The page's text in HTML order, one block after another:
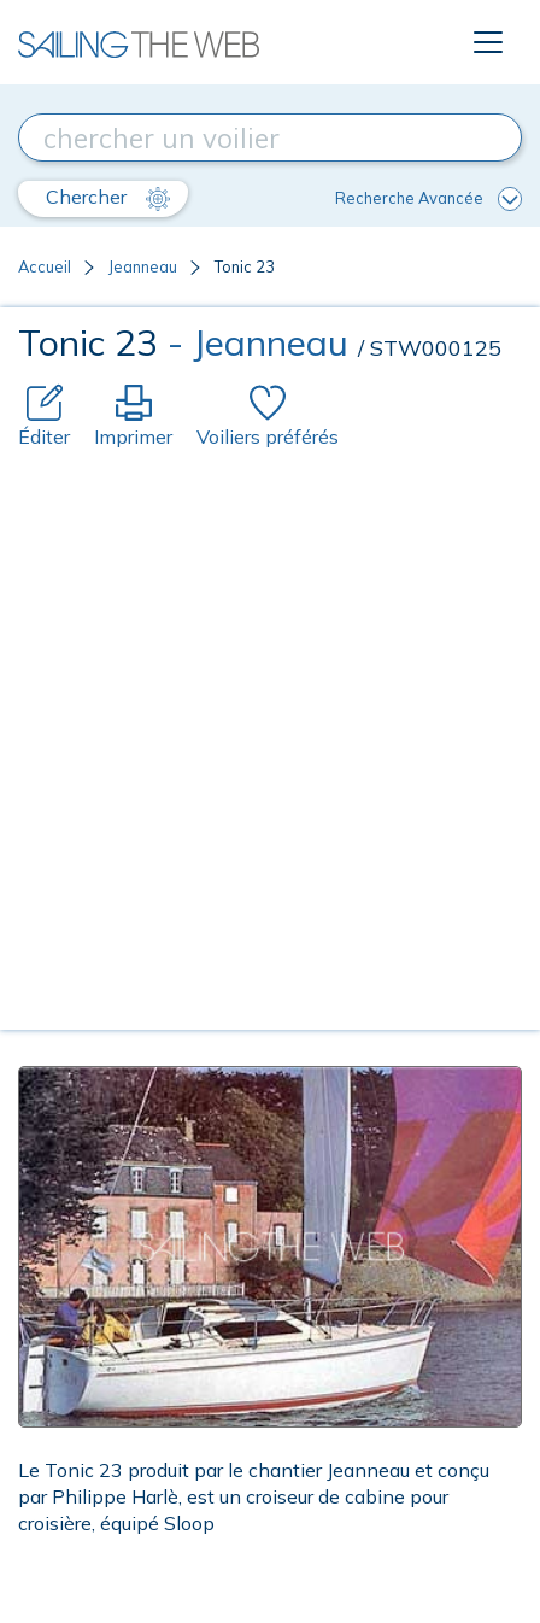
Chercher Recherche Avancée
Accueil Jeanneau Tonic 23
Tonic 23 - Jeanneau / STW000125
Éditer Imprimer Voiliers préférés
Le Tonic 23 produit par le chantier Jeanneau et conçu
par Philippe Harlè, est un croiseur de cabine pour
croisière, équipé Sloop